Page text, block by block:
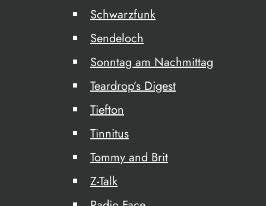
Schwarzfunk
Sendeloch
Sonntag am Nachmittag
Teardrop’s Digest
Tiefton
Tinnitus
Tommy and Brit
Z-Talk